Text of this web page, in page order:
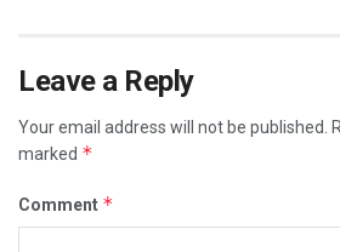
Leave a Reply
Your email address will not be published.
marked *
Comment *